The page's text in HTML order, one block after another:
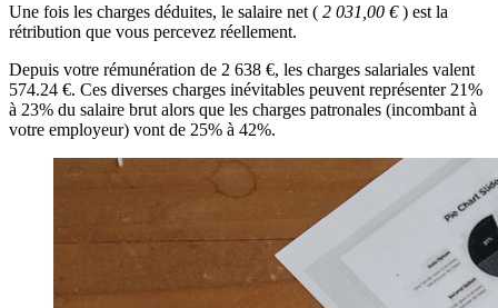
Une fois les charges déduites, le salaire net ( 2 031,00 €) est la
rétribution que vous percevez réellement.
Depuis votre rémunération de 2 638 €, les charges salariales valent
574.24 €. Ces diverses charges inévitables peuvent représenter 21%
à 23% du salaire brut alors que les charges patronales (incombant à
votre employeur) vont de 25% à 42%.